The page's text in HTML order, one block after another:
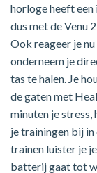
horloge heeft
dus met de Venu
Ook reageer je
onderneem je
tas te halen. Je
de gaten met
minuten je
je trainingen bij
trainen luister je
batterij gaat tot